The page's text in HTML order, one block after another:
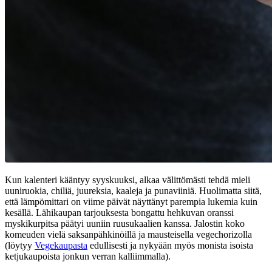
Kun kalenteri kääntyy syyskuuksi, alkaa välittömästi tehdä mieli
uuniruokia, chiliä, juureksia, kaaleja ja punaviiniä. Huolimatta siitä,
että lämpömittari on viime päivät näyttänyt parempia lukemia kuin
kesällä. Lähikaupan tarjouksesta bongattu hehkuvan oranssi
myskikurpitsa päätyi uuniin ruusukaalien kanssa. Jalostin koko
komeuden vielä saksanpähkinöillä ja mausteisella vegechorizolla
(löytyy Vegekaupasta edullisesti ja nykyään myös monista isoista
ketjukaupoista jonkun verran kalliimmalla).